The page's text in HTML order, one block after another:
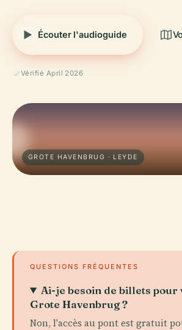
Écouter l'audioguide
Vérifié April 2026
GROTE HAVENBRUG · LEYDE
QUESTIONS FRÉQUENTES
Ai-je besoin de billets pour
Grote Havenbrug ?
Non, l'accès au pont est gratuit